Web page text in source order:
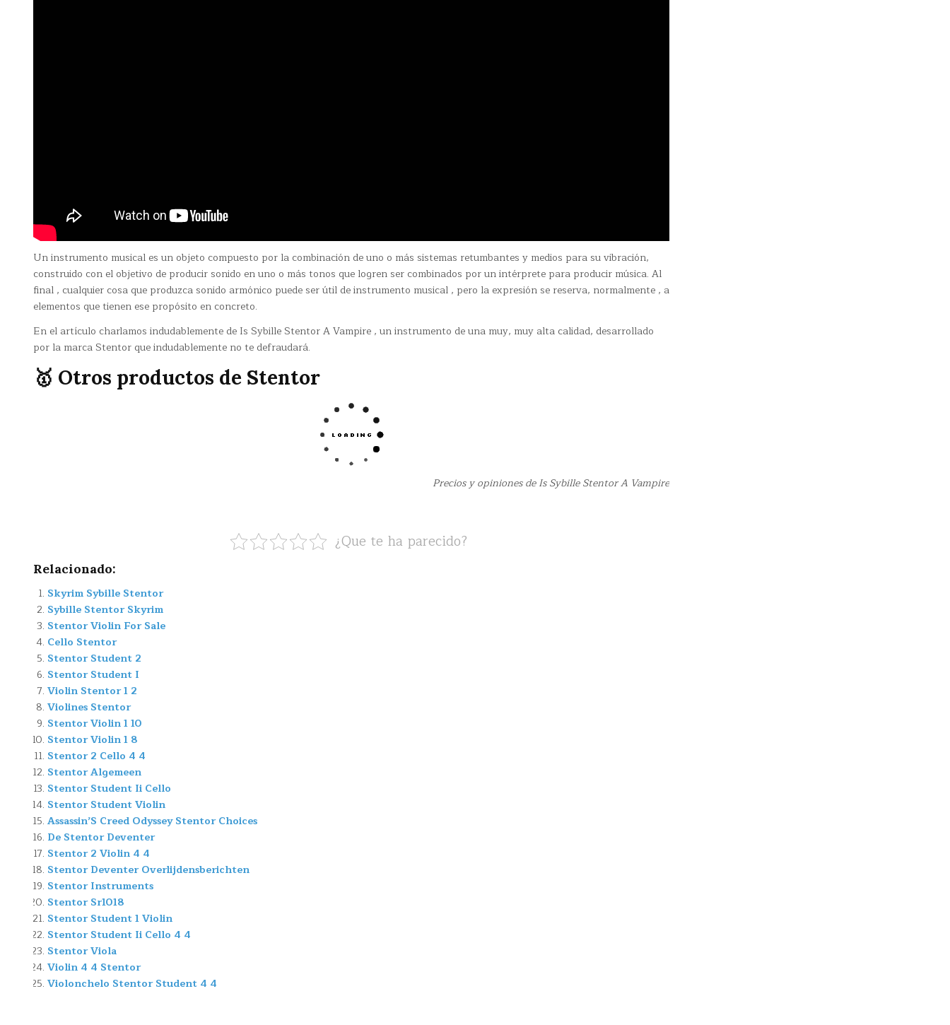
Un instrumento musical es un objeto compuesto por la combinación de uno o más sistemas retumbantes y medios para su vibración,
construido con el objetivo de producir sonido en uno o más tonos que logren ser combinados por un intérprete para producir música. Al
final , cualquier cosa que produzca sonido armónico puede ser útil de instrumento musical , pero la expresión se reserva, normalmente , a
elementos que tienen ese propósito en concreto.
En el artículo charlamos indudablemente de Is Sybille Stentor A Vampire , un instrumento de una muy, muy alta calidad, desarrollado
por la marca Stentor que indudablemente no te defraudará.
🥇 Otros productos de Stentor
Precios y opiniones de Is Sybille Stentor A Vampire
¿Que te ha parecido?
Relacionado:
Skyrim Sybille Stentor
Sybille Stentor Skyrim
Stentor Violin For Sale
Cello Stentor
Stentor Student 2
Stentor Student I
Violin Stentor 1 2
Violines Stentor
Stentor Violin 1 10
Stentor Violin 1 8
Stentor 2 Cello 4 4
Stentor Algemeen
Stentor Student Ii Cello
Stentor Student Violin
Assassin’S Creed Odyssey Stentor Choices
De Stentor Deventer
Stentor 2 Violin 4 4
Stentor Deventer Overlijdensberichten
Stentor Instruments
Stentor Sr1018
Stentor Student 1 Violin
Stentor Student Ii Cello 4 4
Stentor Viola
Violin 4 4 Stentor
Violonchelo Stentor Student 4 4